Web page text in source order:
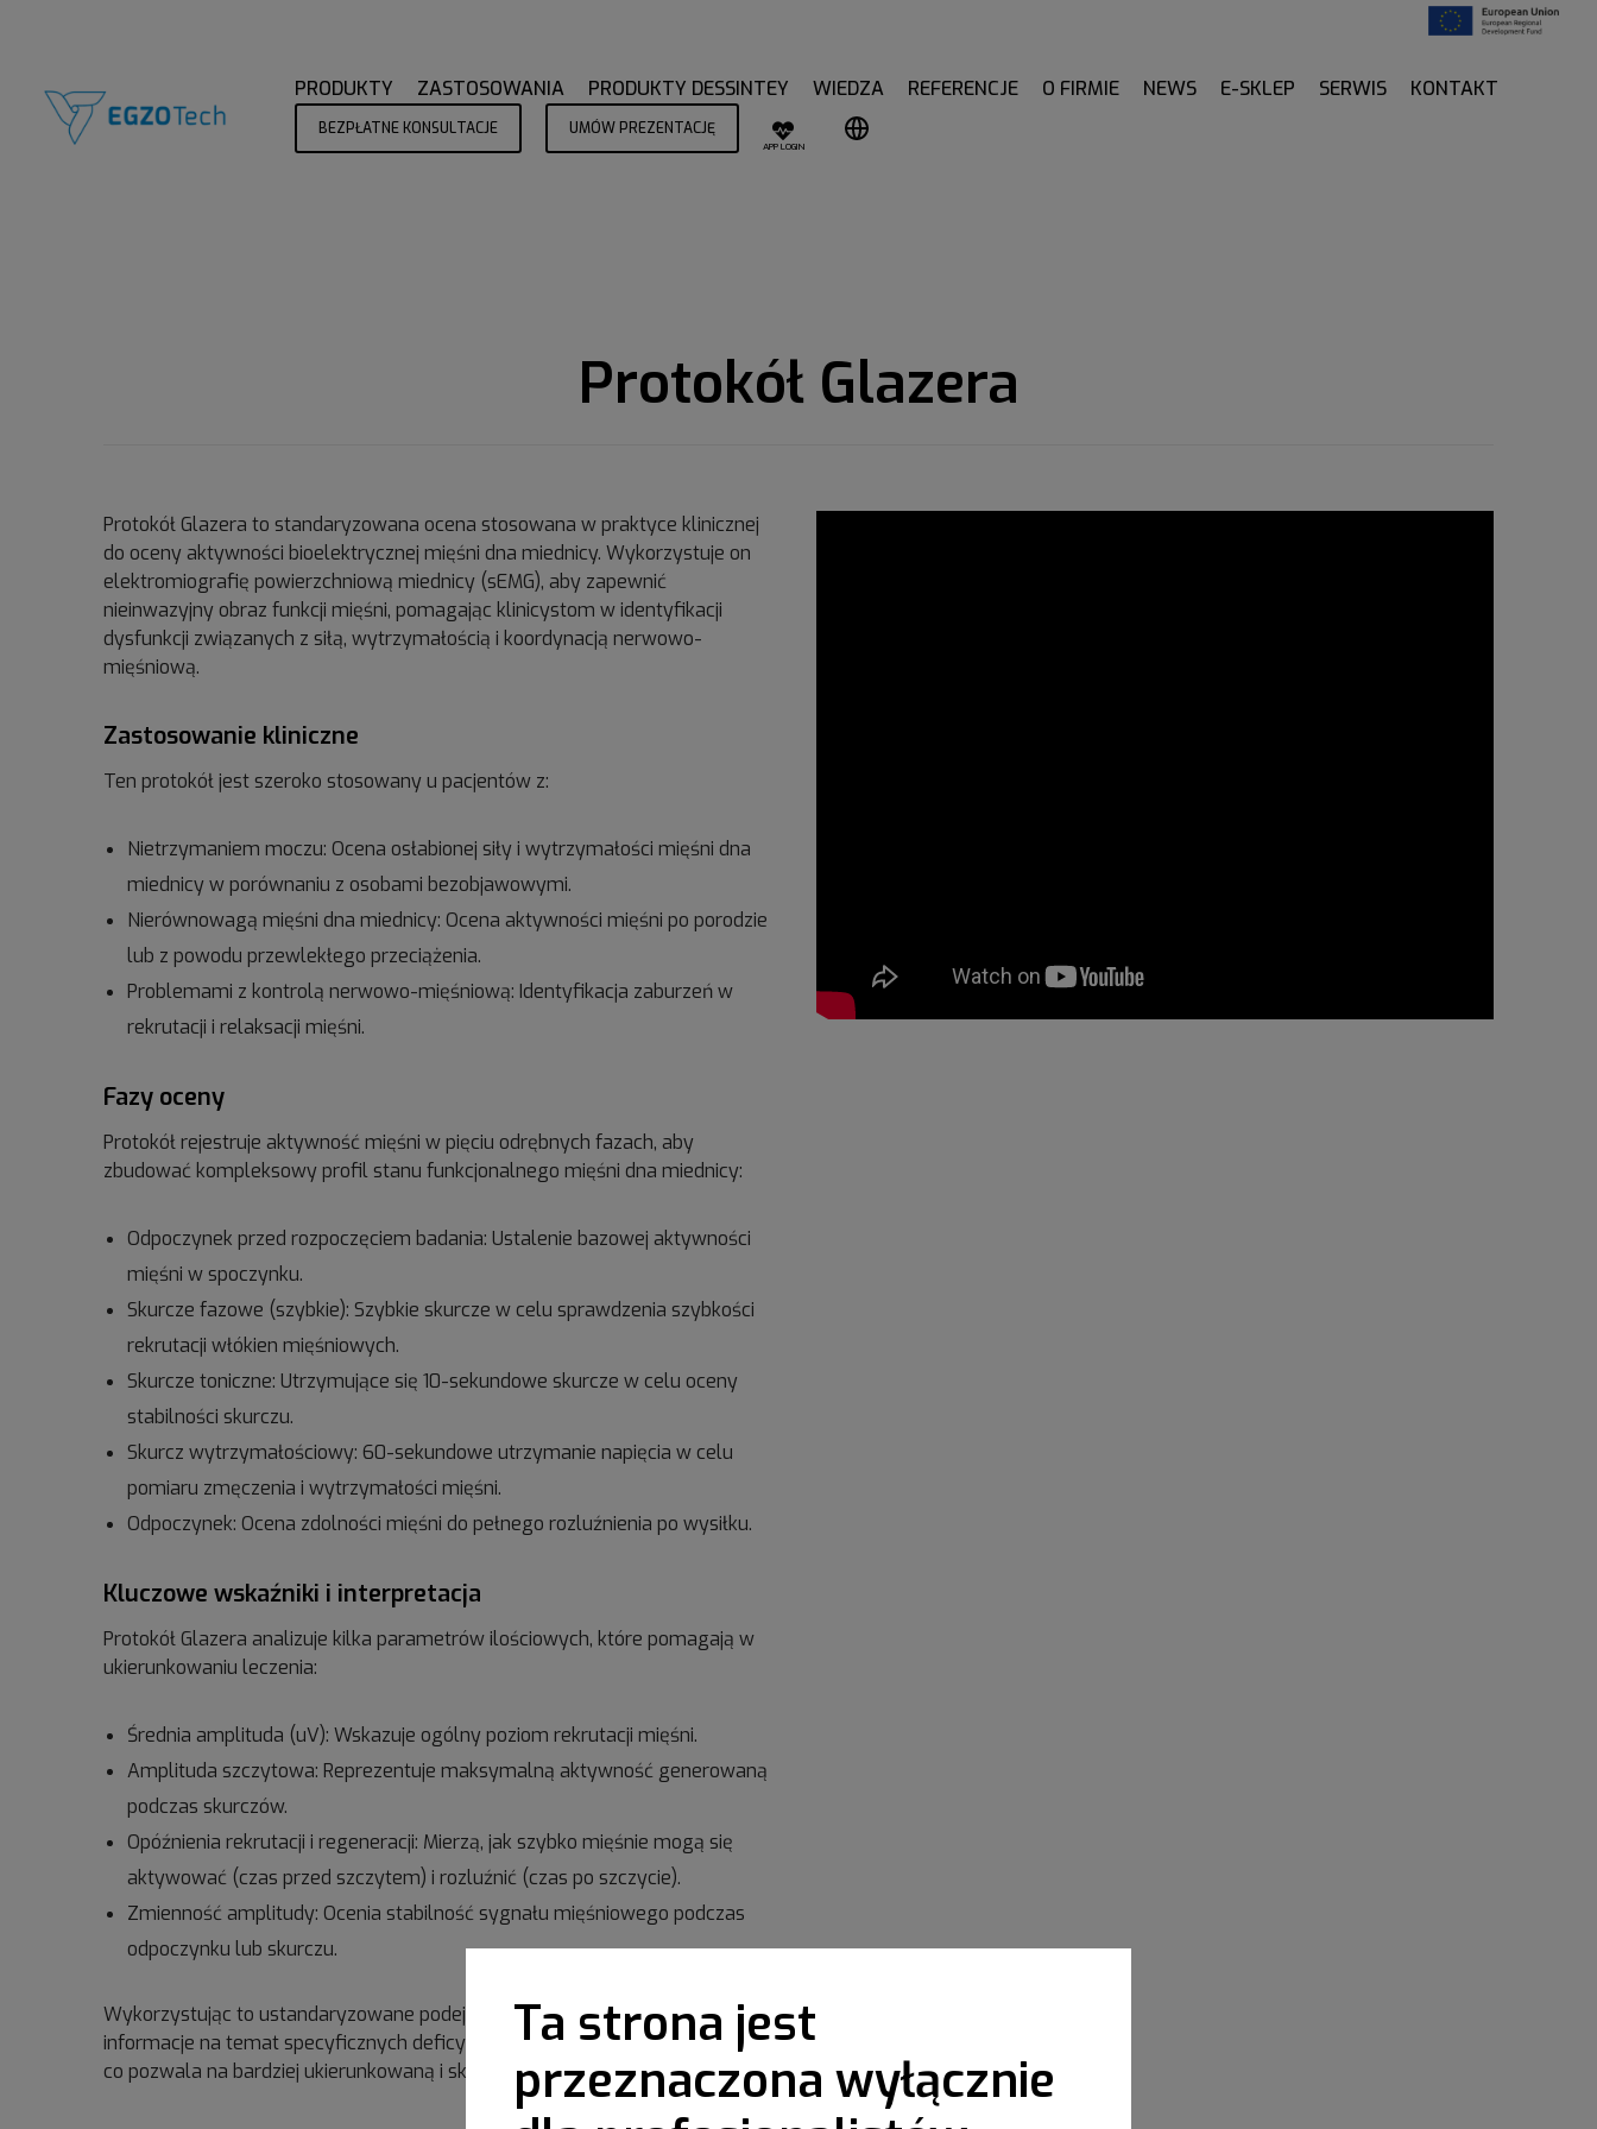
Ta strona jest
przeznaczona wyłącznie
PRODUKTY ZASTOSOWANIA PRODUKTY DESSINTEY WIEDZA REFERENCJE O FIRMIE NEWS E-SKLEP SERWIS KONTAKT
BEZPŁATNE KONSULTACJE UMÓW PREZENTACJĘ
APP LOGIN
Protokół Glazera
Protokół Glazera to standaryzowana ocena stosowana w praktyce klinicznej
do oceny aktywności bioelektrycznej mięśni dna miednicy. Wykorzystuje on
elektromiografię powierzchniową miednicy (sEMG), aby zapewnić
nieinwazyjny obraz funkcji mięśni, pomagając klinicystom w identyfikacji
dysfunkcji związanych z siłą, wytrzymałością i koordynacją nerwowo-
mięśniową.
Zastosowanie kliniczne
Ten protokół jest szeroko stosowany u pacjentów z:
Nietrzymaniem moczu: Ocena osłabionej siły i wytrzymałości mięśni dna
miednicy w porównaniu z osobami bezobjawowymi.
Nierównowagą mięśni dna miednicy: Ocena aktywności mięśni po porodzie
lub z powodu przewlekłego przeciążenia.
Problemami z kontrolą nerwowo-mięśniową: Identyfikacja zaburzeń w
rekrutacji i relaksacji mięśni.
Fazy oceny
Protokół rejestruje aktywność mięśni w pięciu odrębnych fazach, aby
zbudować kompleksowy profil stanu funkcjonalnego mięśni dna miednicy:
Odpoczynek przed rozpoczęciem badania: Ustalenie bazowej aktywności
mięśni w spoczynku.
Skurcze fazowe (szybkie): Szybkie skurcze w celu sprawdzenia szybkości
rekrutacji włókien mięśniowych.
Skurcze toniczne: Utrzymujące się 10-sekundowe skurcze w celu oceny
stabilności skurczu.
Skurcz wytrzymałościowy: 60-sekundowe utrzymanie napięcia w celu
pomiaru zmęczenia i wytrzymałości mięśni.
Odpoczynek: Ocena zdolności mięśni do pełnego rozluźnienia po wysiłku.
Kluczowe wskaźniki i interpretacja
Protokół Glazera analizuje kilka parametrów ilościowych, które pomagają w
ukierunkowaniu leczenia:
Średnia amplituda (uV): Wskazuje ogólny poziom rekrutacji mięśni.
Amplituda szczytowa: Reprezentuje maksymalną aktywność generowaną
podczas skurczów.
Opóźnienia rekrutacji i regeneracji: Mierzą, jak szybko mięśnie mogą się
aktywować (czas przed szczytem) i rozluźnić (czas po szczycie).
Zmienność amplitudy: Ocenia stabilność sygnału mięśniowego podczas
odpoczynku lub skurczu.
Wykorzystując to ustandaryzowane podejście, klinicyści mogą uzyskać cenne
informacje na temat specyficznych deficytów w funkcjonowaniu dna miednicy,
co pozwala na bardziej ukierunkowaną i skuteczną rehabilitację.